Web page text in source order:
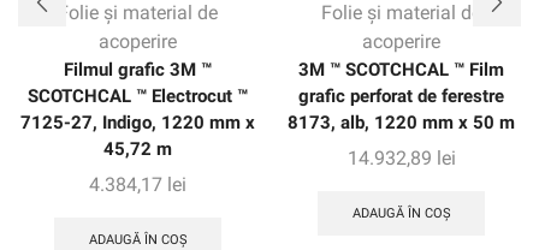
Folie și material de
acoperire
Filmul grafic 3M ™
SCOTCHCAL ™ Electrocut ™
7125-27, Indigo, 1220 mm x
45,72 m
4.384,17 lei
ADAUGĂ ÎN COȘ
Folie și material de
acoperire
3M ™ SCOTCHCAL ™ Film
grafic perforat de ferestre
8173, alb, 1220 mm x 50 m
14.932,89 lei
ADAUGĂ ÎN COȘ